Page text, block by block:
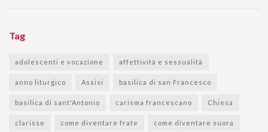
Tag
adolescenti e vocazione affettività e sessualità
anno liturgico Assisi basilica di san Francesco
basilica di sant'Antonio carisma francescano Chiesa
clarisse come diventare frate come diventare suora